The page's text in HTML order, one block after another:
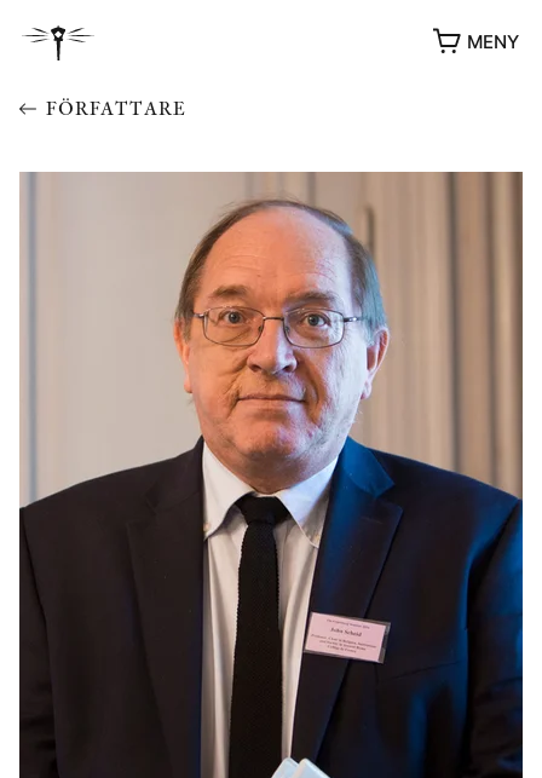
MENY
YUKIKO OCH PATRIK MÖTER
STOLPE STORIES
VIDEOGALLERI
UTMÄRKELSER
ÖVRIGA FORMAT
PEER REVIEW-PROCESSEN
FÖRFATTARE